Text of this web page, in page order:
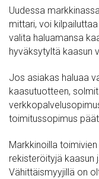
Uudessa
mittari, voi
valita haluamansa
hyväksytyltä kaasun
Jos asiakas haluaa
kaasutuotteen,
toimitussopimus
Markkinoilla
rekisteröityjä kaasun
Vähittäismyyjillä on